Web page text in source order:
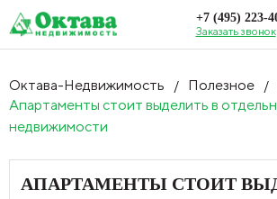
+7 (495) 223-
Заказать звонок
Октава-Недвижимость / Полезное /
Апартаменты стоит выделить в
недвижимости
АПАРТАМЕНТЫ СТОИТ